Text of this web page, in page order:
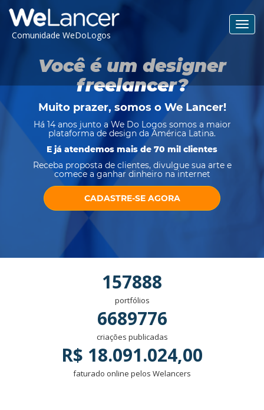
Comunidade WeDoLogos
Você é um designer
freelancer?
Muito prazer, somos o We Lancer!
Há 14 anos junto a We Do Logos somos a maior
plataforma de design da América Latina.
E já atendemos mais de 70 mil clientes
Receba proposta de clientes, divulgue sua arte e
comece a ganhar dinheiro na internet
CADASTRE-SE AGORA
157888
portfólios
6689776
criações publicadas
R$ 18.091.024,00
faturado online pelos Welancers